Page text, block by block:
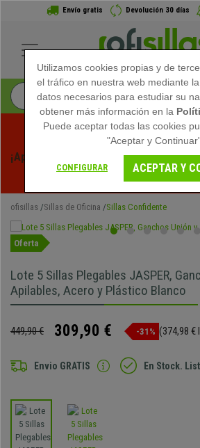
Envío gratis Devolución 30 días
¡Aprovecha las Rebajas de Verano
Exclusivos por Tiempo
ofisillas Sillas de Oficina Sillas Confidente
Oferta
Lote 5 Sillas Plegables JASPER,
Apilables, Acero y Plástico Blanco
449,90 € 309,90 € -31% (374,98 €
Envio GRATIS En Stock.
Utilizamos cookies propias y de
el tráfico en nuestra web mediante
datos necesarios para estudiar su
obtener más información en la
Puede aceptar todas las cookies
"Aceptar y
CONFIGURAR ACEPTAR Y